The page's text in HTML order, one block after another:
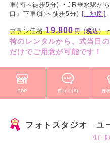
車(南へ徒歩5分) ・JR垂水駅か
口』下車(北へ徒歩5分) [→地図]
プラン価格19,800円（税込）
袴のレンタルから、式当日
だけでご用意が可能です！
TOP 口コミ(5) 袴
フォトスタジオ ユ